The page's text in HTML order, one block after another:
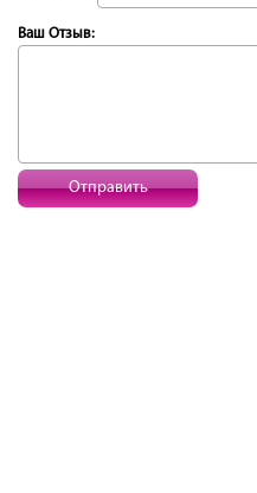
Ваш Отзыв:
Отправить